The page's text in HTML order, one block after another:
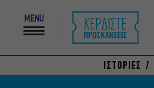
MENU
ΙΣΤΟΡΙΕΣ